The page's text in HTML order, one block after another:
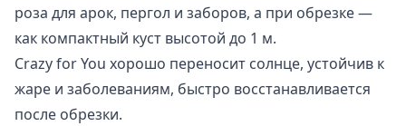
роза для арок, пергол и заборов, а при обрезке —
как компактный куст высотой до 1 м.
Crazy for You хорошо переносит солнце, устойчив к
жаре и заболеваниям, быстро восстанавливается
после обрезки.